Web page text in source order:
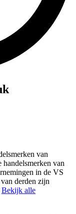
van
van
in de VS
derden zijn
Bekijk alle